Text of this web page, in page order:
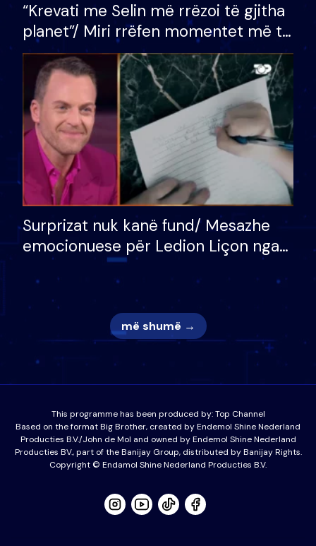
“Krevati me Selin më rrëzoi të gjitha
planet”/ Miri rrëfen momentet më të
bukura në shtëpinë e BB VIP: Do më
mungojë zilja e mëngjesit kur…
Surprizat nuk kanë fund/ Mesazhe
emocionuese për Ledion Liçon nga
nëna dhe fëmijët e tij, moderatori
nuk i mban dot lotët: Nuk meritoj…
më shumë →
This programme has been produced by:Top Channel
Based on the format Big Brother, created by Endemol Shine Nederland
Producties B.V./John de Mol and owned by Endemol Shine Nederland
Producties BV., part of the Banijay Group, distributed by Banijay Rights.
Copyright © Endamol Shine Nederland Producties B.V.